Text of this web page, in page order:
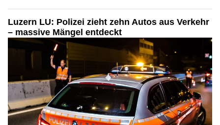
Luzern LU: Polizei zieht zehn Autos aus Verkehr
– massive Mängel entdeckt